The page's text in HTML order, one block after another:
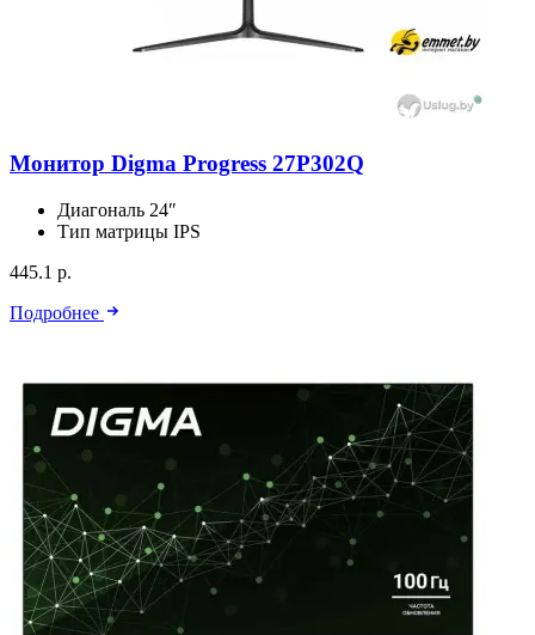
Монитор Digma Progress 27P302Q
Диагональ 24″
Тип матрицы IPS
445.1 р.
Подробнее